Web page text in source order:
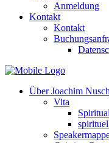
Anmeldung
Kontakt
Kontakt
Über Joachim Nusch
Vita